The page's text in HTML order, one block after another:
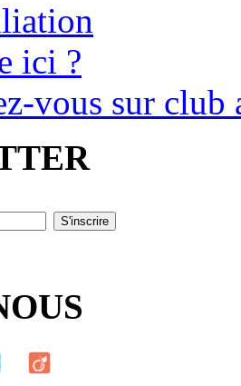
ici ?
vous sur